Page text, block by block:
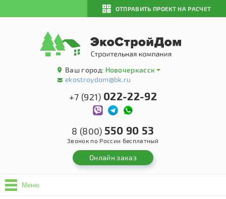
ОТПРАВИТЬ ПРОЕКТ НА РАСЧЕТ
Ваш город: Новочеркасск
ekostroydom@bk.ru
+7 (921) 022-22-92
8 (800) 550 90 53
Звонок по России бесплатный
Онлайн заказ
Меню